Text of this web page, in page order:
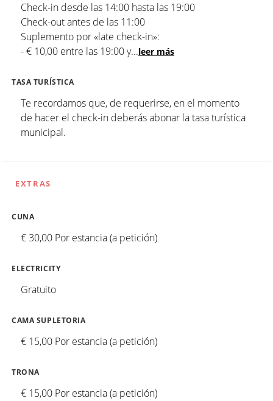
Check-in desde las 14:00 hasta las 19:00
Check-out antes de las 11:00
Suplemento por «late check-in»:
- € 10,00 entre las 19:00 y...leer más
TASA TURÍSTICA
Te recordamos que, de requerirse, en el momento
de hacer el check-in deberás abonar la tasa turística
municipal.
EXTRAS
CUNA
€ 30,00 Por estancia (a petición)
ELECTRICITY
Gratuito
CAMA SUPLETORIA
€ 15,00 Por estancia (a petición)
TRONA
€ 15,00 Por estancia (a petición)